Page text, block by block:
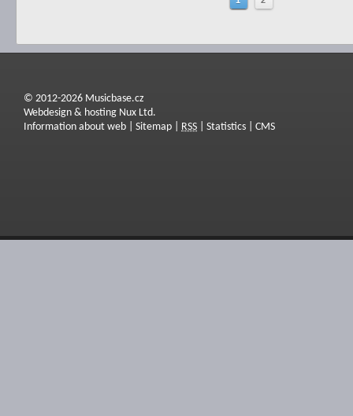
© 2012-2026 Musicbase.cz
Webdesign & hosting Nux Ltd.
Information about web
Sitemap RSS Statistics CMS